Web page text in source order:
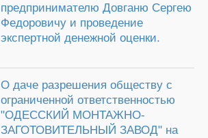
предпринимателю Довганю Сергею
Федоровичу и проведение
экспертной денежной оценки.
О даче разрешения обществу с
ограниченной ответственностью
"ОДЕССКИЙ МОНТАЖНО-
ЗАГОТОВИТЕЛЬНЫЙ ЗАВОД" на